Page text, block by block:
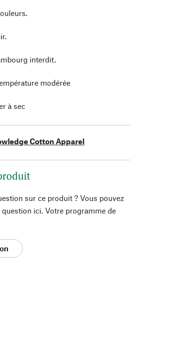
interdit.
modérée
à sec
Cotton Apparel
sur ce produit ? Vous pouvez
ici. Votre programme de